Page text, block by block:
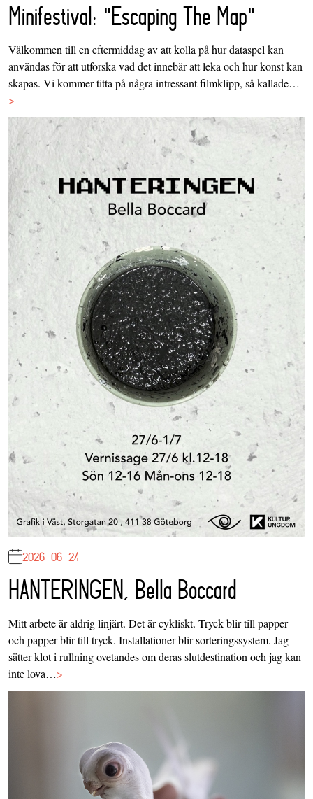
Minifestival: "Escaping The Map"
Välkommen till en eftermiddag av att kolla på hur dataspel kan
användas för att utforska vad det innebär att leka och hur konst kan
skapas. Vi kommer titta på några intressant filmklipp, så kallade…
>
2026-06-24
HANTERINGEN, Bella Boccard
Mitt arbete är aldrig linjärt. Det är cykliskt. Tryck blir till papper
och papper blir till tryck. Installationer blir sorteringssystem. Jag
sätter klot i rullning ovetandes om deras slutdestination och jag kan
inte lova…>